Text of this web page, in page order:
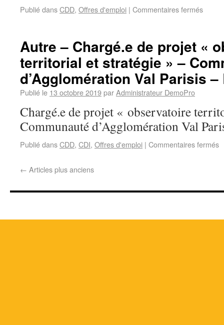
Publié dansCDD, Offres d'emploi | Commentaires fermés
Autre – Chargé.e de projet «
territorial et stratégie » –
d’Agglomération Val Parisis
Publié le 13 octobre 2019parAdministrateur DemoPro
Chargé.e de projet « observatoire
Communauté d’Agglomération Val
Publié dansCDD, CDI, Offres d'emploi | Commentaires fermés
← Articles plus anciens